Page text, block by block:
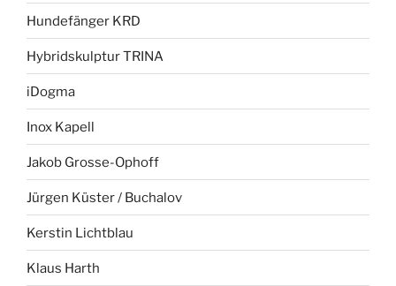
Hundefänger KRD
Hybridskulptur TRINA
iDogma
Inox Kapell
Jakob Grosse-Ophoff
Jürgen Küster / Buchalov
Kerstin Lichtblau
Klaus Harth